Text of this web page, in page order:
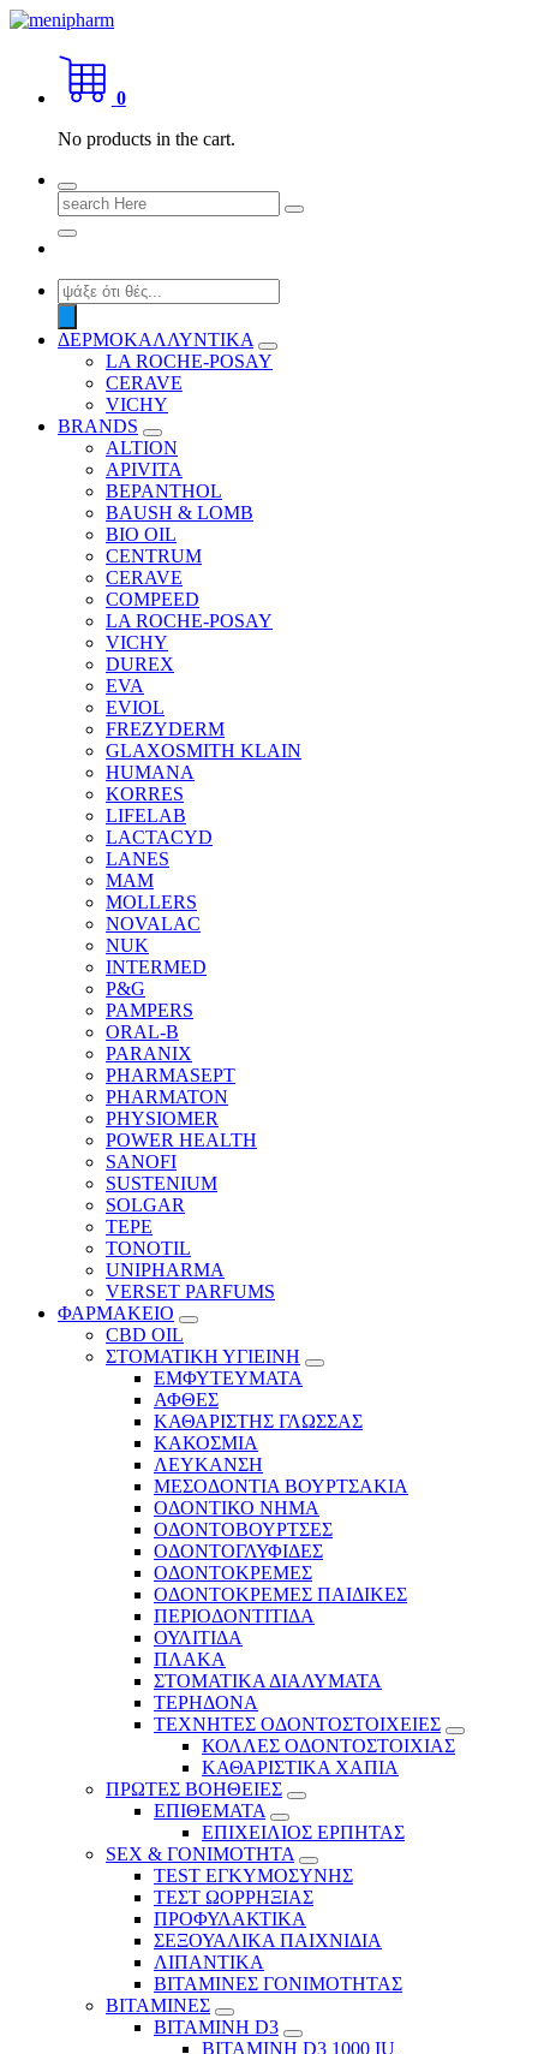
Skip
content
shop 2 easily
0
No products in the cart.
Search
for:
Products
search
ΔΕΡΜΟΚΑΛΛΥΝΤΙΚΑ
LA ROCHE-POSAY
CERAVE
VICHY
BRANDS
ALTION
APIVITA
BEPANTHOL
BAUSH & LOMB
BIO OIL
CENTRUM
CERAVE
COMPEED
LA ROCHE-POSAY
VICHY
DUREX
EVA
EVIOL
FREZYDERM
GLAXOSMITH KLAIN
HUMANA
KORRES
LIFELAB
LACTACYD
LANES
MAM
MOLLERS
NOVALAC
NUK
INTERMED
P&G
PAMPERS
ORAL-B
PARANIX
PHARMASEPT
PHARMATON
PHYSIOMER
POWER HEALTH
SANOFI
SUSTENIUM
SOLGAR
TEPE
TONOTIL
UNIPHARMA
VERSET PARFUMS
ΦΑΡΜΑΚΕΙΟ
CBD OIL
ΣΤΟΜΑΤΙΚΗ ΥΓΙΕΙΝΗ
ΕΜΦΥΤΕΥΜΑΤΑ
ΑΦΘΕΣ
ΚΑΘΑΡΙΣΤΗΣ ΓΛΩΣΣΑΣ
ΚΑΚΟΣΜΙΑ
ΛΕΥΚΑΝΣΗ
ΜΕΣΟΔΟΝΤΙΑ ΒΟΥΡΤΣΑΚΙΑ
ΟΔΟΝΤΙΚΟ ΝΗΜΑ
ΟΔΟΝΤΟΒΟΥΡΤΣΕΣ
ΟΔΟΝΤΟΓΛΥΦΙΔΕΣ
ΟΔΟΝΤΟΚΡΕΜΕΣ
ΟΔΟΝΤΟΚΡΕΜΕΣ ΠΑΙΔΙΚΕΣ
ΠΕΡΙΟΔΟΝΤΙΤΙΔΑ
ΟΥΛΙΤΙΔΑ
ΠΛΑΚΑ
ΣΤΟΜΑΤΙΚΑ ΔΙΑΛΥΜΑΤΑ
ΤΕΡΗΔΟΝΑ
ΤΕΧΝΗΤΕΣ ΟΔΟΝΤΟΣΤΟΙΧΕΙΕΣ
ΚΟΛΛΕΣ ΟΔΟΝΤΟΣΤΟΙΧΙΑΣ
ΚΑΘΑΡΙΣΤΙΚΑ ΧΑΠΙΑ
ΠΡΩΤΕΣ ΒΟΗΘΕΙΕΣ
ΕΠΙΘΕΜΑΤΑ
ΕΠΙΧΕΙΛΙΟΣ ΕΡΠΗΤΑΣ
SEX & ΓΟΝΙΜΟΤΗΤΑ
TEST ΕΓΚΥΜΟΣΥΝΗΣ
ΤΕΣΤ ΩΟΡΡΗΞΙΑΣ
ΠΡΟΦΥΛΑΚΤΙΚΑ
ΣΕΞΟΥΑΛΙΚΑ ΠΑΙΧΝΙΔΙΑ
ΛΙΠΑΝΤΙΚΑ
ΒΙΤΑΜΙΝΕΣ ΓΟΝΙΜΟΤΗΤΑΣ
ΒΙΤΑΜΙΝΕΣ
ΒΙΤΑΜΙΝΗ D3
ΒΙΤΑΜΙΝΗ D3 1000 IU